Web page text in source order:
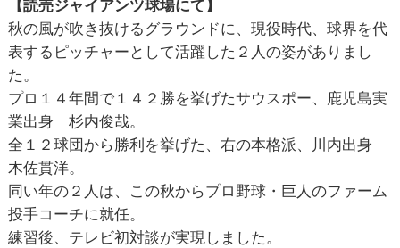
秋の風が吹き抜けるグラウンドに、現役時代、球界を代
表するピッチャーとして活躍した２人の姿がありまし
た。
プロ１４年間で１４２勝を挙げたサウスポー、鹿児島実
業出身 杉内俊哉。
全１２球団から勝利を挙げた、右の本格派、川内出身
木佐貫洋。
同い年の２人は、この秋からプロ野球・巨人のファーム
投手コーチに就任。
練習後、テレビ初対談が実現しました。